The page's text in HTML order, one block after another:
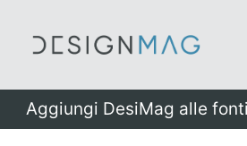
Aggiungi DesiMag alle